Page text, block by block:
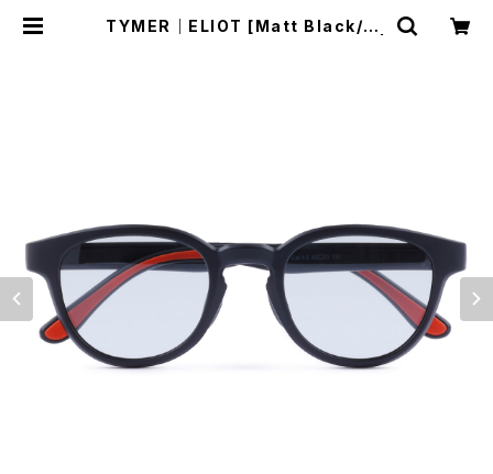
TYMER｜ELIOT [Matt Black/Ph